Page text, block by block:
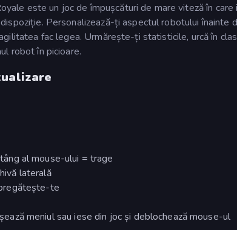
este un joc de împușcături de mare viteză în
Personalizează-ți aspectul robotului înainte
fac legea. Urmărește-ți statisticile, urcă în
robot în picioare.
al mouse-ului = trage
laterală
te
meniul sau iese din joc și deblochează mouse-ul